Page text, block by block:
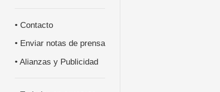
• Contacto
• Enviar notas de prensa
• Alianzas y Publicidad